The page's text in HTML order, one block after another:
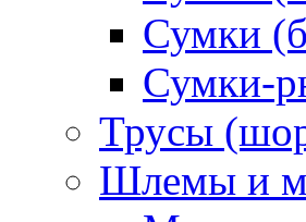
Сумки
Сумки-
Трусы
Шлемы и